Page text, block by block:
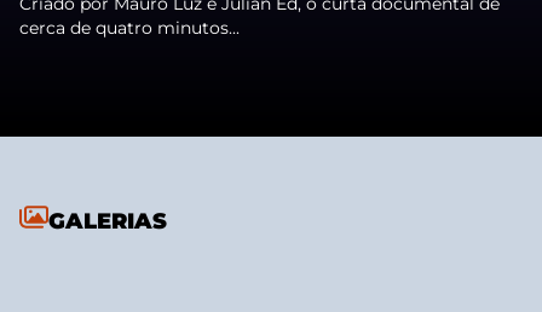
cerca de quatro minutos...
GALERIAS